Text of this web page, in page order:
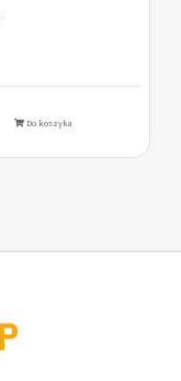
Do koszyka